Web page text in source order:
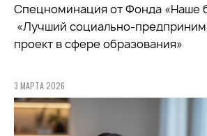
Спецноминация от Фонда «Наше
«Лучший социально-
проект в сфере образования»
3 МАРТА 2026